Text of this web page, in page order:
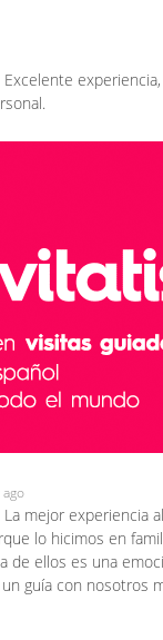
Excelente
La mejor experiencia
lo hicimos en
de ellos es una
guía con nosotros